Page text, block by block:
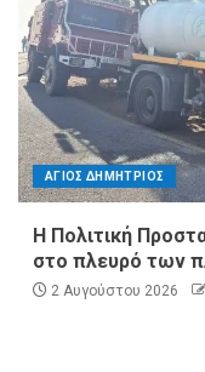
ΑΓΙΟΣ ΔΗΜΗΤΡΙΟΣ
Η Πολιτική
στο πλευρό των
2 Αυγούστου 2026